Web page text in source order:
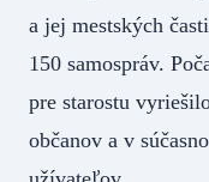
a jej mestských
150 samospráv.
pre starostu
občanov a v